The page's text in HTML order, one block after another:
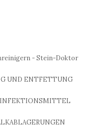
- Stein-Doktor
UND ENTFETTUNG